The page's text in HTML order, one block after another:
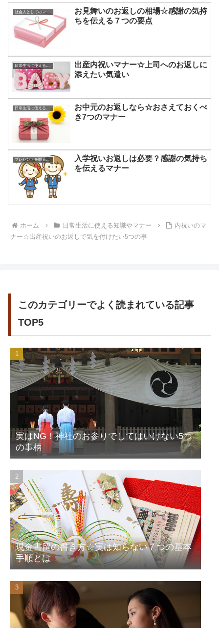
社会人としてのマナー
お見舞いのお返しの相場☆感謝の気持
ちを伝える７つの要点
日常生活に使える知識やマナー
出産内祝いマナー☆上司へのお返しに
添えたい気遣い
日常生活に使える知識やマナー
お中元のお返しなら☆おさえておくべ
き7つのマナー
プレゼントを贈るコツ
入学祝いお返しは必要？感謝の気持ち
を伝えるマナー
ホーム 日常生活に使える知識やマナー
内祝いのマ
ナー☆出産祝いのお返しで気を付けたい5つの事
このカテゴリーでよく読まれている記事
TOP5
実はNG！神社のお参りでしてはいけない5つ
の事柄
現金書留の書き方☆実は知らない７つの基本
手順とは